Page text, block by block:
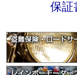
保証